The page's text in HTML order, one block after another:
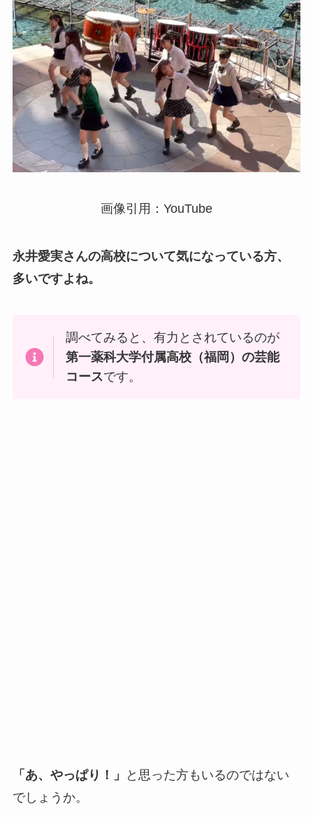
画像引用：YouTube
永井愛実さんの高校について気になっている方、
多いですよね。
調べてみると、有力とされているのが
第一薬科大学付属高校（福岡）の芸能
コースです。
「あ、やっぱり！」
と思った方もいるのではない
でしょうか。